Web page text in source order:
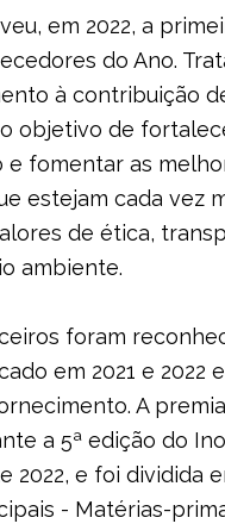
em 2022, a
do Ano.
à contribuição
objetivo de
e fomentar as
estejam cada vez
de ética,
ambiente.
foram
em 2021 e 2022
A
a 5ª edição do
2022, e foi dividida
- Matérias-